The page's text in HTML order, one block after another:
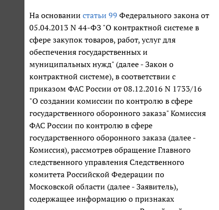
На основании статьи 99 Федерального закона от
05.04.2013 N 44-ФЗ "О контрактной системе в
сфере закупок товаров, работ, услуг для
обеспечения государственных и
муниципальных нужд" (далее - Закон о
контрактной системе), в соответствии с
приказом ФАС России от 08.12.2016 N 1733/16
"О создании комиссии по контролю в сфере
государственного оборонного заказа" Комиссия
ФАС России по контролю в сфере
государственного оборонного заказа (далее -
Комиссия), рассмотрев обращение Главного
следственного управления Следственного
комитета Российской Федерации по
Московской области (далее - Заявитель),
содержащее информацию о признаках